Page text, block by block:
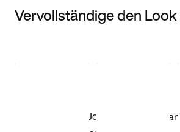
Vervollständige den Look